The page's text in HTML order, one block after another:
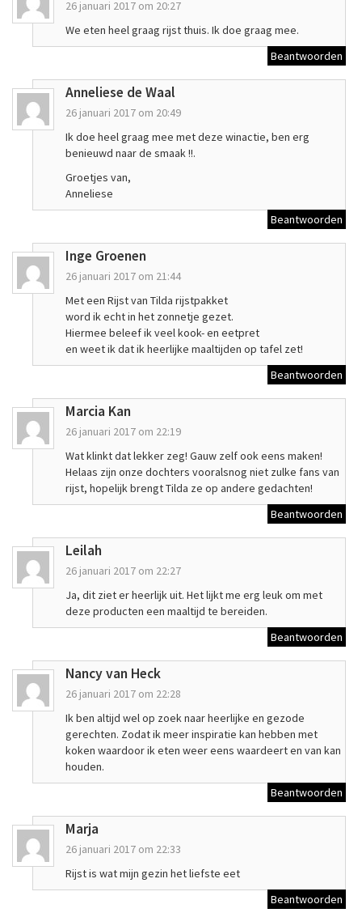
26 januari 2017 om 20:27
We eten heel graag rijst thuis. Ik doe graag mee.
Beantwoorden
Anneliese de Waal
26 januari 2017 om 20:49
Ik doe heel graag mee met deze winactie, ben erg
benieuwd naar de smaak !!.
Groetjes van,
Anneliese
Beantwoorden
Inge Groenen
26 januari 2017 om 21:44
Met een Rijst van Tilda rijstpakket
word ik echt in het zonnetje gezet.
Hiermee beleef ik veel kook- en eetpret
en weet ik dat ik heerlijke maaltijden op tafel zet!
Beantwoorden
Marcia Kan
26 januari 2017 om 22:19
Wat klinkt dat lekker zeg! Gauw zelf ook eens maken!
Helaas zijn onze dochters vooralsnog niet zulke fans van
rijst, hopelijk brengt Tilda ze op andere gedachten!
Beantwoorden
Leilah
26 januari 2017 om 22:27
Ja, dit ziet er heerlijk uit. Het lijkt me erg leuk om met
deze producten een maaltijd te bereiden.
Beantwoorden
Nancy van Heck
26 januari 2017 om 22:28
Ik ben altijd wel op zoek naar heerlijke en gezode
gerechten. Zodat ik meer inspiratie kan hebben met
koken waardoor ik eten weer eens waardeert en van kan
houden.
Beantwoorden
Marja
26 januari 2017 om 22:33
Rijst is wat mijn gezin het liefste eet
Beantwoorden